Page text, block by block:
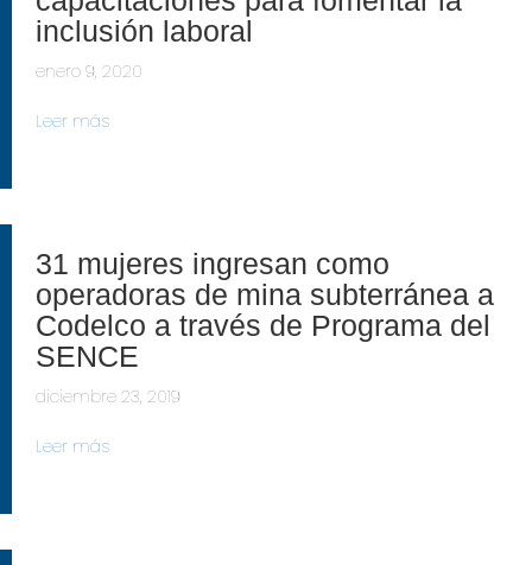
inclusión laboral
enero 9, 2020
Leer más
31 mujeres ingresan como
operadoras de mina subterránea a
Codelco a través de Programa del
SENCE
diciembre 23, 2019
Leer más